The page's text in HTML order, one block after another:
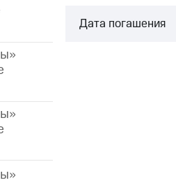
Дата погашения